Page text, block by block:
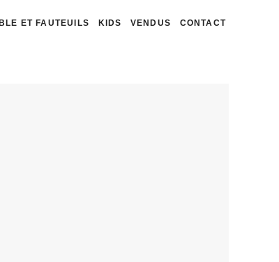
ET FAUTEUILS KIDS VENDUS CONTACT